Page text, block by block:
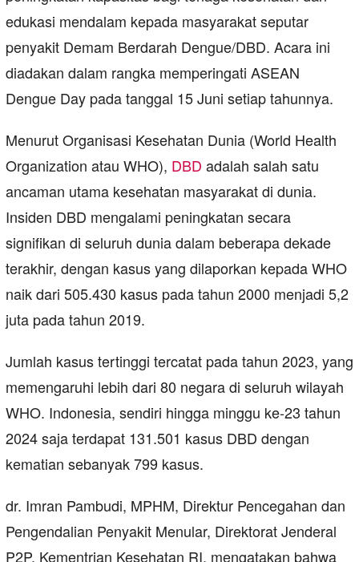
edukasi mendalam kepada masyarakat seputar
penyakit Demam Berdarah Dengue/DBD. Acara ini
diadakan dalam rangka memperingati ASEAN
Dengue Day pada tanggal 15 Juni setiap tahunnya.
Menurut Organisasi Kesehatan Dunia (World Health
Organization atau WHO), DBD adalah salah satu
ancaman utama kesehatan masyarakat di dunia.
Insiden DBD mengalami peningkatan secara
signifikan di seluruh dunia dalam beberapa dekade
terakhir, dengan kasus yang dilaporkan kepada WHO
naik dari 505.430 kasus pada tahun 2000 menjadi 5,2
juta pada tahun 2019.
Jumlah kasus tertinggi tercatat pada tahun 2023, yang
memengaruhi lebih dari 80 negara di seluruh wilayah
WHO. Indonesia, sendiri hingga minggu ke-23 tahun
2024 saja terdapat 131.501 kasus DBD dengan
kematian sebanyak 799 kasus.
dr. Imran Pambudi, MPHM, Direktur Pencegahan dan
Pengendalian Penyakit Menular, Direktorat Jenderal
P2P, Kementrian Kesehatan RI, mengatakan bahwa